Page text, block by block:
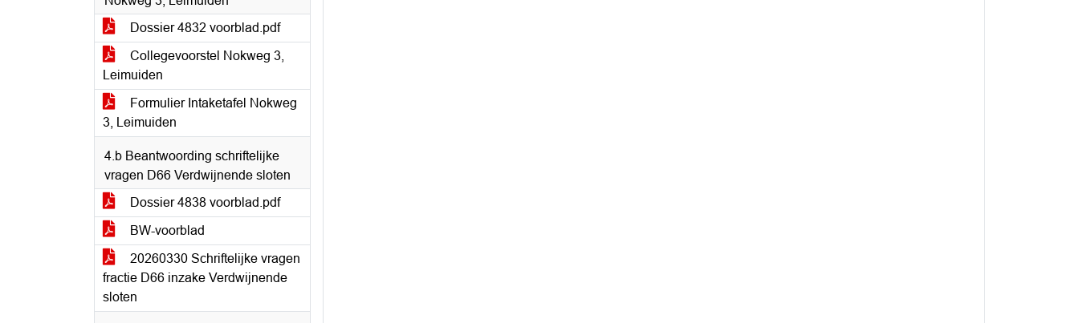
Dossier 4832 voorblad.pdf
Collegevoorstel Nokweg 3,
Leimuiden
Formulier Intaketafel Nokweg
3, Leimuiden
4.b Beantwoording schriftelijke
vragen D66 Verdwijnende sloten
Dossier 4838 voorblad.pdf
BW-voorblad
20260330 Schriftelijke vragen
fractie D66 inzake Verdwijnende
sloten